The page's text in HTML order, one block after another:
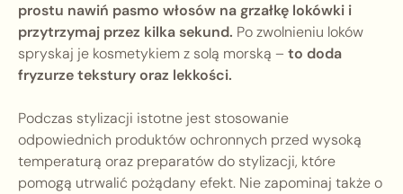
prostu nawiń pasmo włosów na grzałkę lokówki i
przytrzymaj przez kilka sekund. Po zwolnieniu loków
spryskaj je kosmetykiem z solą morską – to doda
fryzurze tekstury oraz lekkości.
Podczas stylizacji istotne jest stosowanie
odpowiednich produktów ochronnych przed wysoką
temperaturą oraz preparatów do stylizacji, które
pomogą utrwalić pożądany efekt. Nie zapominaj także o